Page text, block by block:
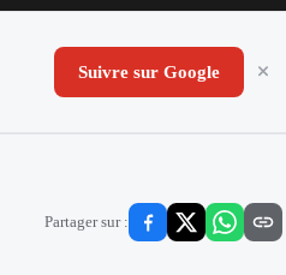
Suivre sur Google
Partager sur :